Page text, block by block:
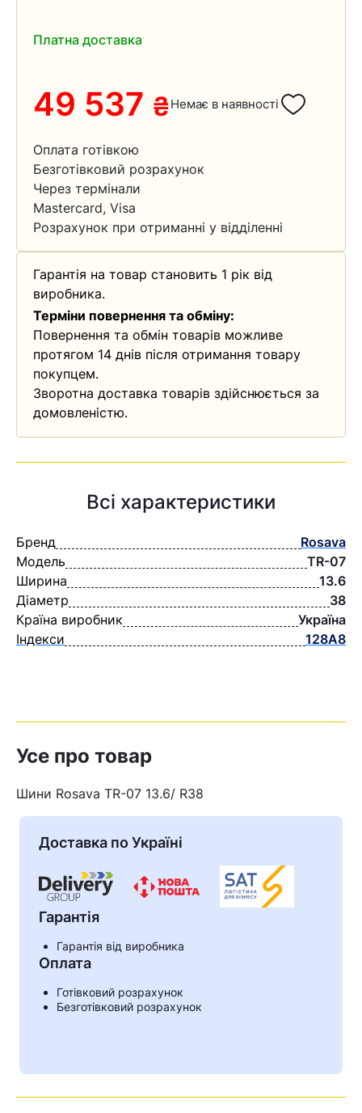
Кошик
Платна доставка
49 537 ₴Немає в наявності
Оплата готівкою
Безготівковий розрахунок
Через термінали
Mastercard, Visa
Розрахунок при отриманні у відділенні
Гарантія на товар становить 1 рік від
виробника.
Терміни повернення та обміну:
Повернення та обмін товарів можливе
протягом 14 днів після отримання товару
покупцем.
Зворотна доставка товарів здійснюється за
домовленістю.
Всі характеристики
Бренд
Rosava
Модель
TR-07
Ширина
13.6
Діаметр
38
Країна виробник
Україна
Індекси
128А8
Усе про товар
Шини Rosava TR-07 13.6/ R38
Доставка по Україні
Гарантія
Гарантія від виробника
Оплата
Готівковий розрахунок
Безготівковий розрахунок